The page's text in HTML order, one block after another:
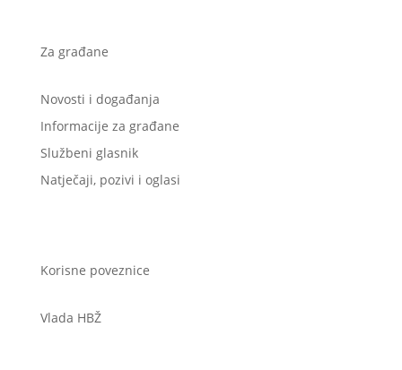
Za građane
Novosti i događanja
Informacije za građane
Službeni glasnik
Natječaji, pozivi i oglasi
Korisne poveznice
Vlada HBŽ